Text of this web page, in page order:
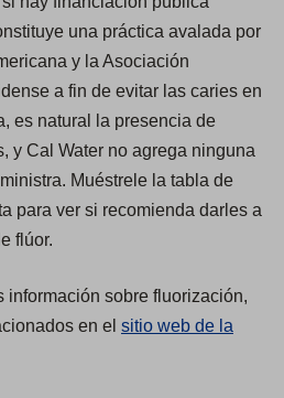
una práctica avalada por
y la Asociación
a fin de evitar las caries en
es natural la presencia de
y Cal Water no agrega ninguna
Muéstrele la tabla de
para ver si recomienda darles a
flúor.
información sobre fluorización,
en el sitio web de la